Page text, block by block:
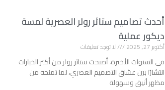
أحدث تصاميم ستائر رولر العصرية لمسة
ديكور عملية
أكتوبر 27, 2025 لا توجد تعليقات
في السنوات الأخيرة، أصبحت ستائر رولر من أكثر الخيارات
انتشارًا بين عشاق التصميم العصري، لما تمنحه من
مظهر أنيق وسهولة